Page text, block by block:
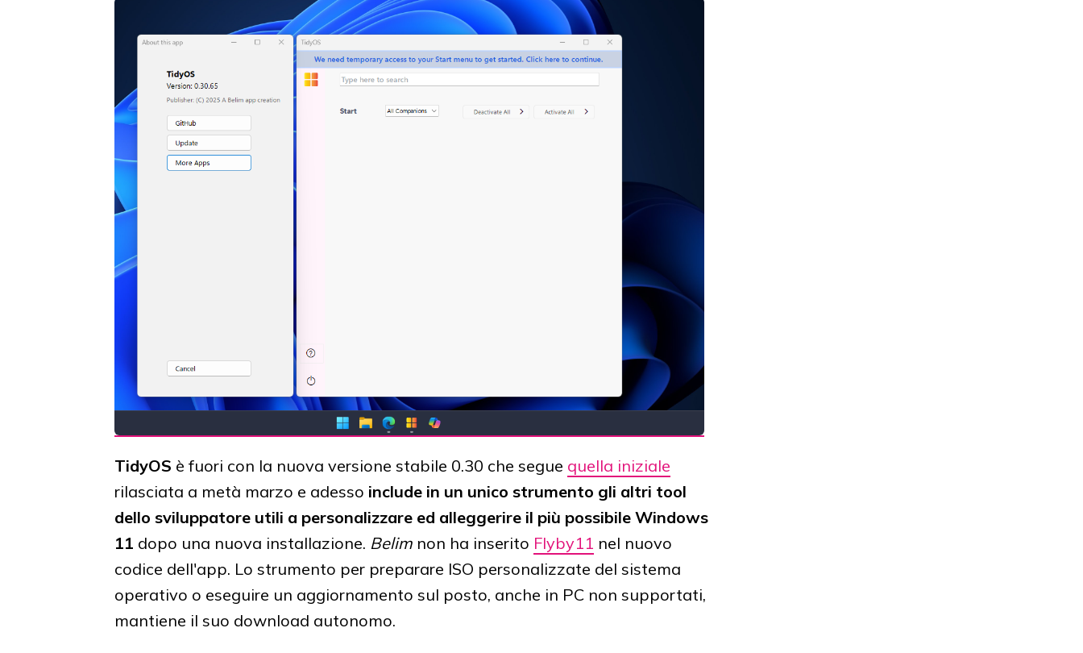
TidyOS è fuori con la nuova versione stabile 0.30 che segue quella iniziale
rilasciata a metà marzo e adesso include in un unico strumento gli altri tool
dello sviluppatore utili a personalizzare ed alleggerire il più possibile Windows
11 dopo una nuova installazione. Belim non ha inserito Flyby11 nel nuovo
codice dell'app. Lo strumento per preparare ISO personalizzate del sistema
operativo o eseguire un aggiornamento sul posto, anche in PC non supportati,
mantiene il suo download autonomo.